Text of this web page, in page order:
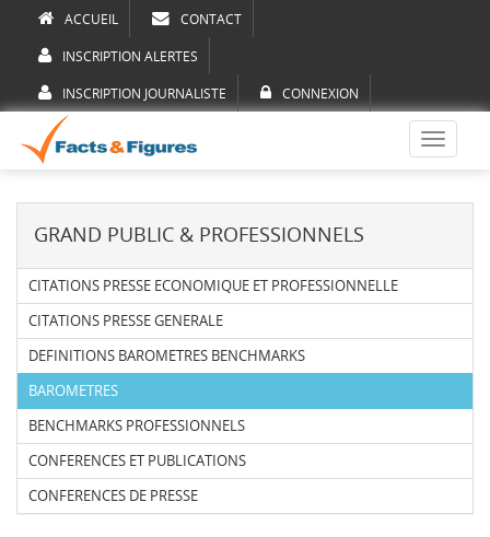
ACCUEIL CONTACT
INSCRIPTION ALERTES
INSCRIPTION JOURNALISTE CONNEXION
Toggle
GRAND PUBLIC & PROFESSIONNELS
CITATIONS PRESSE ECONOMIQUE ET PROFESSIONNELLE
CITATIONS PRESSE GENERALE
DEFINITIONS BAROMETRES BENCHMARKS
BAROMETRES
BENCHMARKS PROFESSIONNELS
CONFERENCES ET PUBLICATIONS
CONFERENCES DE PRESSE